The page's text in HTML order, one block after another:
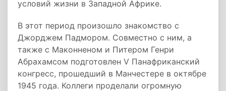
условий жизни в Западной Африке.
В этот период произошло знакомство с
Джорджем Падмором. Совместно с ним, а
также с Маконненом и Питером Генри
Абрахамсом подготовлен V Панафриканский
конгресс, прошедший в Манчестере в октябре
1945 года. Коллеги проделали огромную